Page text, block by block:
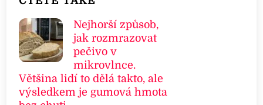
Nejhorší způsob,
jak rozmrazovat
pečivo v
mikrovlnce.
Většina lidí to dělá takto, ale
výsledkem je gumová hmota